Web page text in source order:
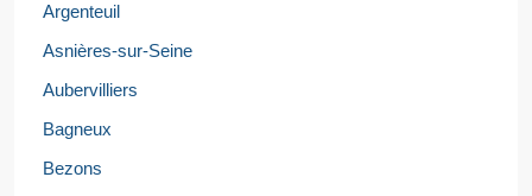
Argenteuil
Asnières-sur-Seine
Aubervilliers
Bagneux
Bezons